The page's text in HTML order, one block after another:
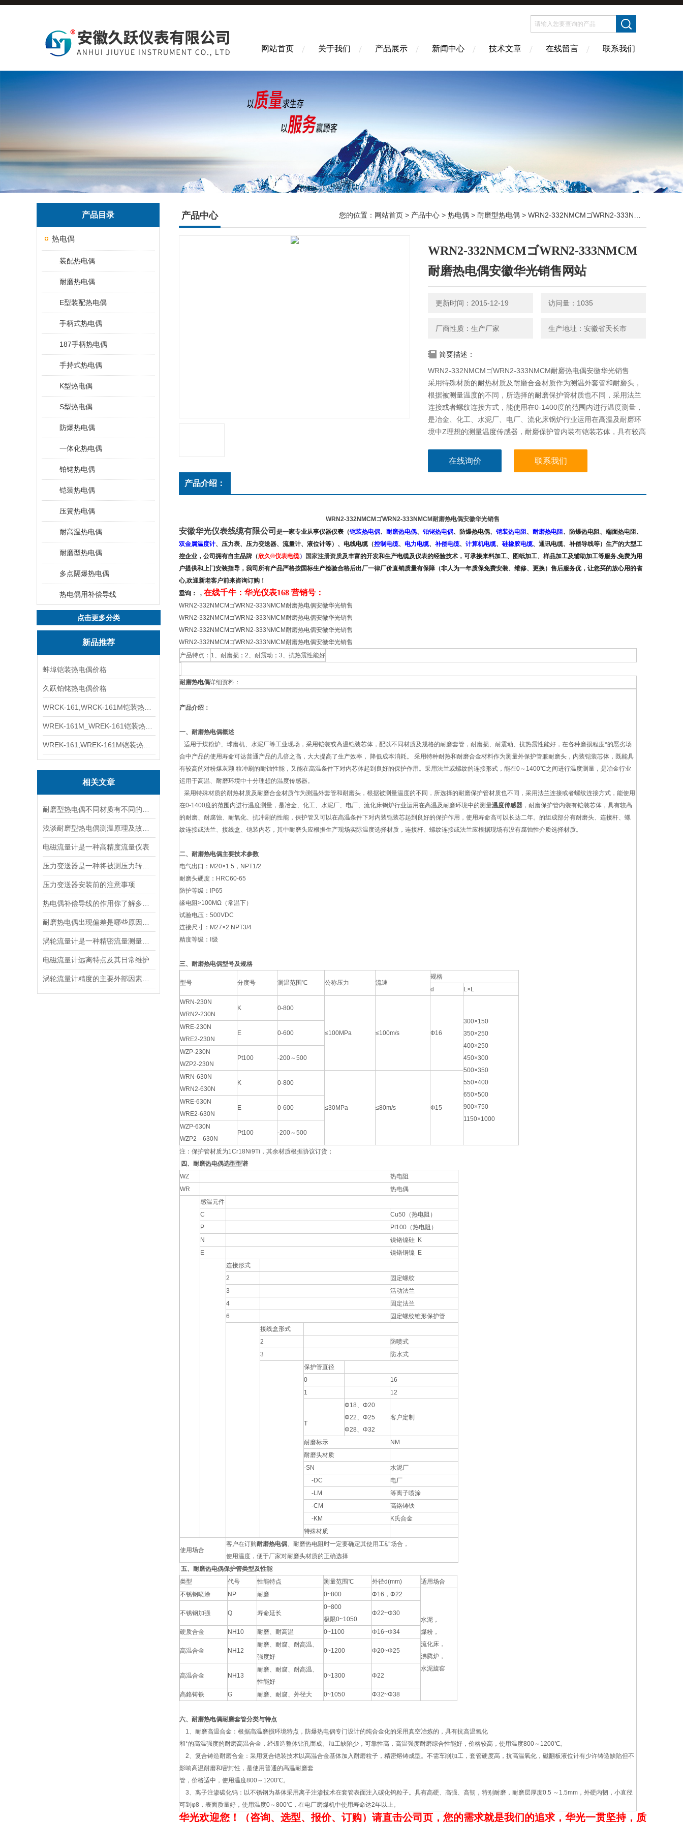
网站首页 关于我们 产品展示 新闻中心 技术文章 在线留言 联系我们
产品目录
热电偶
装配热电偶
耐磨热电偶
E型装配热电偶
手柄式热电偶
187手柄热电偶
手持式热电偶
K型热电偶
S型热电偶
防爆热电偶
一体化热电偶
铂铑热电偶
铠装热电偶
压簧热电偶
耐高温热电偶
耐磨型热电偶
多点隔爆热电偶
热电偶用补偿导线
点击更多分类
新品推荐
蚌埠铠装热电偶价格
久跃铂铑热电偶价格
相关文章
电磁流量计是一种高精度流量仪表
压力变送器安装前的注意事项
电磁流量计远离特点及其日常维护
产品中心 您的位置： 网站首页 > 产品中心 > 热电偶 > 耐磨型热电偶 > WRN2-332NMCMゴWRN2-333NMCM耐磨热电偶安徽华光销售网站
WRN2-332NMCMゴWRN2-333NMCM
耐磨热电偶安徽华光销售网站
更新时间：2015-12-19 访问量：1035
厂商性质：生产厂家 生产地址：安徽省天长市
简要描述：
WRN2-332NMCMゴWRN2-333NMCM耐磨热电偶安徽华光销售
采用特殊材质的耐热材质及耐磨合金材质作为测温外套管和耐磨头，
根据被测量温度的不同，所选择的耐磨保护管材质也不同，采用法兰
连接或者螺纹连接方式，能使用在0-1400度的范围内进行温度测量，
是冶金、化工、水泥厂、电厂、流化床锅炉行业运用在高温及耐磨环
境中Z理想的测量温度传感器，耐磨保护管内装有铠装芯体，具有较高
在线询价 联系我们
产品介绍：
WRN2-332NMCMゴWRN2-333NMCM耐磨热电偶安徽华光销售
安徽华光仪表线缆有限公司 是一家专业从事仪器仪表（铠装热电偶、 耐磨热电偶、 铂铑热电偶、防爆热电偶、 铠装热电阻、 耐磨热电阻、
防爆热电阻、端面热电阻、
双金属温度计、压力表、压力变送器、流量计、液位计等）、电线电缆（控制电缆、 电力电缆、 补偿电缆、 计算机电缆、 硅橡胶电缆、通讯电缆、补偿导线等）生产的大型工
控企业，公司拥有自主品牌 （欣久®仪表电缆） 国家注册资质及丰富的开发和生产电缆及仪表的经验技术，可承接来料加工、图纸加工、样品加工及辅助加工等服务,免费为用
户提供和上门安装指导，我司所有产品严格按国标生产检验合格后出厂一律厂价直销质量有保障（非人为一年质保免费安装、维修、更换）售后服务优，让您买的放心用的省
心,欢迎新老客户前来咨询订购！
垂询： , 在线千牛：华光仪表168 营销号：
WRN2-332NMCMゴWRN2-333NMCM耐磨热电偶安徽华光销售
WRN2-332NMCMゴWRN2-333NMCM耐磨热电偶安徽华光销售
WRN2-332NMCMゴWRN2-333NMCM耐磨热电偶安徽华光销售
WRN2-332NMCMゴWRN2-333NMCM耐磨热电偶安徽华光销售
产品特点： 1、耐磨损；2、耐震动；3、抗热震性能好
耐磨热电偶详细资料：
产品介绍：
一、耐磨热电偶概述
适用于煤粉炉、球磨机、水泥厂等工业现场，采用铠装或高温铠装芯体，配以不同材质及规格的耐磨套管，耐磨损、耐震动、抗热震性能好，在各种磨损程度*的恶劣场
合中产品的使用寿命可达普通产品的几倍之高，大大提高了生产效率， 降低成本消耗。 采用特种耐热和耐磨合金材料作为测量外保护管兼耐磨头，内装铠装芯体，既能具
有较高的对粉煤灰颗 粒冲刷的耐蚀性能，又能在高温条件下对内芯体起到良好的保护作用。采用法兰或螺纹的连接形式，能在0～1400℃之间进行温度测量，是冶金行业
运用于高温、耐磨环境中十分理想的温度传感器。
采用特殊材质的耐热材质及耐磨合金材质作为测温外套管和耐磨头，根据被测量温度的不同，所选择的耐磨保护管材质也不同，采用法兰连接或者螺纹连接方式，能使用
在0-1400度的范围内进行温度测量，是冶金、化工、水泥厂、电厂、流化床锅炉行业运用在高温及耐磨环境中的测量温度传感器 ，耐磨保护管内装有铠装芯体，具有较高
的耐磨、耐腐蚀、耐氧化、抗冲刷的性能，保护管又可以在高温条件下对内装铠装芯起到良好的保护作用，使用寿命高可以长达二年。的组成部分有耐磨头、连接杆、螺
纹连接或法兰、接线盒、铠装内芯，其中耐磨头应根据生产现场实际温度选择材质，连接杆、螺纹连接或法兰应根据现场有没有腐蚀性介质选择材质。
二、耐磨热电偶主要技术参数
电气出口：M20×1.5，NPT1/2
耐磨头硬度：HRC60-65
防护等级：IP65
缘电阻>100MΩ（常温下）
试验电压：500VDC
连接尺寸：M27×2 NPT3/4
精度等级：Ⅰ级
三、耐磨热电偶型号及规格
型号 分度号 测温范围℃ 公称压力 流速
规格
d
L×L
WRN-230N
WRN2-230N
K 0-800
≤100MPa ≤100m/s Ф16
300×150
350×250
400×250
450×300
500×350
550×400
650×500
900×750
1150×1000
WRE-230N
WRE2-230N
E 0-600
WZP-230N
WZP2-230N
Pt100 -200～500
WRN-630N
WRN2-630N
K 0-800
≤30MPa ≤80m/s Ф15
WRE-630N
WRE2-630N
E 0-600
WZP-630N
WZP2—630N
Pt100 -200～500
注：保护管材质为1Cr18Ni9Ti，其余材质根据协议订货；
四、耐磨热电偶选型型谱
WZ
热电阻
WR
热电偶
感温元件
C
Cu50（热电阻）
P
Pt100（热电阻）
N
镍铬镍硅 K
E
镍铬铜镍 E
连接形式
2
固定螺纹
3
活动法兰
4
固定法兰
6
固定螺纹锥形保护管
接线盒形式
2
防喷式
3
防水式
保护管直径
0
16
1
12
T
Φ18、Φ20
Φ22、Φ25
Φ28、Φ32
客户定制
耐磨标示
NM
耐磨头材质
-SN
水泥厂
-DC
电厂
-LM
等离子喷涂
-CM
高鉻铸铁
-KM
K氏合金
特殊材质
使用场合
客户在订购耐磨热电偶、耐磨热电阻时一定要确定其使用工矿场合，
使用温度，便于厂家对耐磨头材质的正确选择
五、耐磨热电偶保护管类型及性能
类型
代号 性能特点 测量范围℃ 外径d(mm)
适用场合
不锈钢喷涂
NP 耐磨 0~800 Φ16，Φ22
水泥，
煤粉，
流化床，
沸腾炉，
水泥旋窑
不锈钢加强 Q 寿命延长
0~800
极限0~1050
Φ22~Φ30
硬质合金 NH10 耐磨、耐高温 0~1100 Φ16~Φ34
高温合金 NH12
耐磨、耐腐、耐高温、
强度好
0~1200 Φ20~Φ25
高温合金 NH13
耐磨、耐腐、耐高温、
性能好
0~1300 Φ22
高鉻铸铁 G 耐磨、耐腐、外径大 0~1050 Φ32~Φ38
六、耐磨热电偶耐磨套管分类与特点
1、耐磨高温合金：根据高温磨损环境特点，防爆热电偶专门设计的纯合金化的采用真空冶炼的，具有抗高温氧化
和*的高温强度的耐磨高温合金，经锻造整体钻孔而成。加工缺陷少，可靠性高，高温强度耐磨综合性能好，价格较高，使用温度800～1200℃。
2、复合铸造耐磨合金：采用复合铠装技术以高温合金基体加入耐磨粒子，精密熔铸成型。不需车削加工，套管硬度高，抗高温氧化，磁翻板液位计有少许铸造缺陷但不
影响高温耐磨和密封性，是使用普通的高温耐磨套
管，价格适中，使用温度800～1200℃。
3、离子注渗碳化钨：以不锈钢为基体采用离子注渗技术在套管表面注入碳化钨粒子。具有高硬、高强、高韧，特别耐磨，耐磨层厚度0.5 ～1.5mm，外硬内韧，小直径
可到φ8，表面质量好，使用温度0～800℃，在电厂磨煤机中使用寿命达2年以上。
华光欢迎您！（咨询、选型、报价、订购）请直击公司 页 ，您的需求就是我们的追求，华光一贯坚持，质